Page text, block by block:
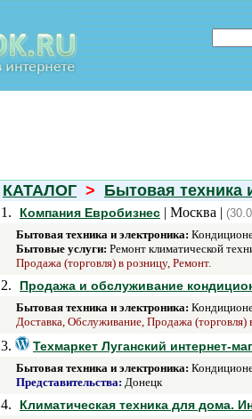
КАТАЛОГ > Бытовая техника
1.
Компания Евробизнес | Москва |
Бытовая техника и электроника:
Бытовые услуги: Ремонт климатической
Продажа (торговля) в розницу, Ремонт.
2. Продажа и обслуживание
Бытовая техника и электроника:
Доставка, Обслуживание, Продажа (торговля)
3. Техмаркет Луганский интернет-
Бытовая техника и электроника:
Представительства: Донецк
4. Климатическая техника для дома.